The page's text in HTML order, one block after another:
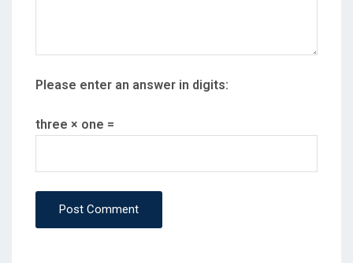
Please enter an answer in digits:
three × one =
Post Comment